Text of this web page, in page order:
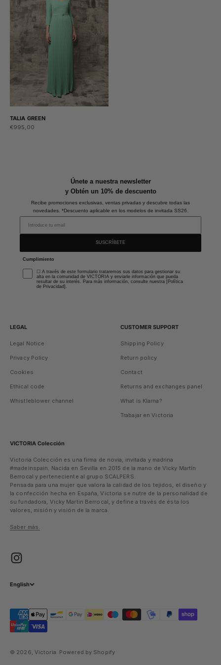
TALIA GREEN
Sale price
€995,00
Únete a nuestra newsletter
y Obtén un 10% de descuento
Recibe promociones exclusivas, ventas privadas y descubre todas las
novedades. *Descuento aplicable en los modelos de invitada SS26.
SUSCRÍBETE
Cumplimiento
☐ A través de este formulario trataremos sus datos para gestionar su
alta en la comunidad de VICTORIA y enviarle información que pueda
resultar de su interés. Para más información, consulte nuestra [Política
de Privacidad].
LEGAL
Legal Notice
Privacy Policy
Cookies
Ethical code
Whistleblower channel
CUSTOMER SUPPORT
Shipping Policy
Return policy
Contact
Returns and exchanges panel
What is Klarna?
Trabajar en Victoria
VICTORIA Colección
Victoria Colección es una firma de novia, invitada y madrina
#madeinspain. Nacida en Sevilla en 2015 de la mano de Vicky Martín
Berrocal y perteneciente al grupo SCALPERS.
Pensada para una mujer que valora la calidad de los tejidos, el diseño y
la confección hecha en España, Victoria se nutre de la personalidad de
su fundadora, Vicky Martin Berrocal, y define a través de ésta los
valores, misión y visión de la marca.
Saber más.
English
© 2026, Victoria. Powered by Shopify